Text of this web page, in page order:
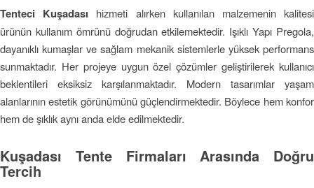
Tenteci Kuşadası hizmeti alırken kullanılan malzemenin kalitesi
ürünün kullanım ömrünü doğrudan etkilemektedir. Işıklı Yapı Pregola,
dayanıklı kumaşlar ve sağlam mekanik sistemlerle yüksek performans
sunmaktadır. Her projeye uygun özel çözümler geliştirilerek kullanıcı
beklentileri eksiksiz karşılanmaktadır. Modern tasarımlar yaşam
alanlarının estetik görünümünü güçlendirmektedir. Böylece hem konfor
hem de şıklık aynı anda elde edilmektedir.
Kuşadası Tente Firmaları Arasında Doğru
Tercih